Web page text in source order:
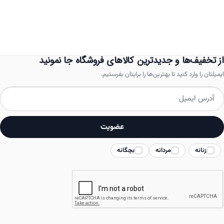
باشد.
ها
در
از تخفیف‌ها و جدیدترین کالاهای فروشگاه جا نمونید
ایمیلتان را وارد کنید تا بهترین‌ها را برایتان بفرستیم.
زنانه مردانه بچگانه
عضویت